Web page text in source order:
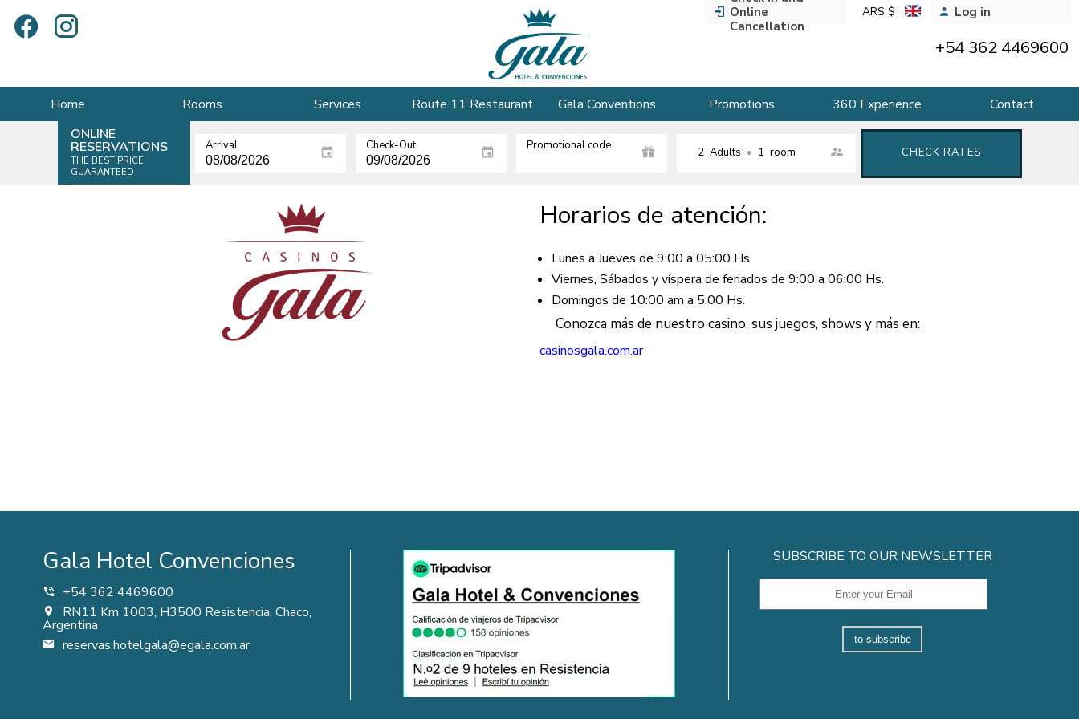
Online
Cancellation
ARS $ Log in
+54 362 4469600
Home Rooms Services Route 11 Restaurant Gala Conventions Promotions 360 Experience
Contact
ONLINE
RESERVATIONS
THE BEST PRICE,
GUARANTEED
Arrival Check-Out Promotional code 2 Adults • 1 room CHECK RATES
Horarios de atención:
Lunes a Jueves de 9:00 a 05:00 Hs.
Viernes, Sábados y víspera de feriados de 9:00 a 06:00 Hs.
Domingos de 10:00 am a 5:00 Hs.
Conozca más de nuestro casino, sus juegos, shows y más en:
casinosgala.com.ar
Gala Hotel Convenciones
+54 362 4469600
RN11 Km 1003, H3500 Resistencia, Chaco,
Argentina
reservas.hotelgala@egala.com.ar
SUBSCRIBE TO OUR NEWSLETTER
to subscribe